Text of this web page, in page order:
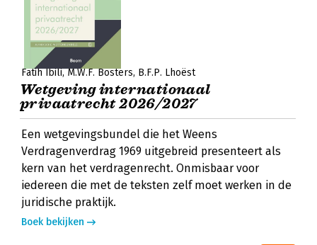
Fatih Ibili M.W.F. Bosters B.F.P. Lhoëst
Wetgeving internationaal
privaatrecht 2026/2027
Een wetgevingsbundel die het Weens
Verdragenverdrag 1969 uitgebreid presenteert als
kern van het verdragenrecht. Onmisbaar voor
iedereen die met de teksten zelf moet werken in de
juridische praktijk.
Boek bekijken